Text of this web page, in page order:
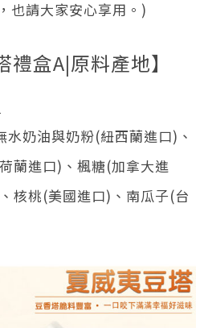
也請大家安心享用。)
禮盒A|原料產地】
奶油與奶粉(紐西蘭進口)、
蘭進口)、楓糖(加拿大進
核桃(美國進口)、南瓜子(台